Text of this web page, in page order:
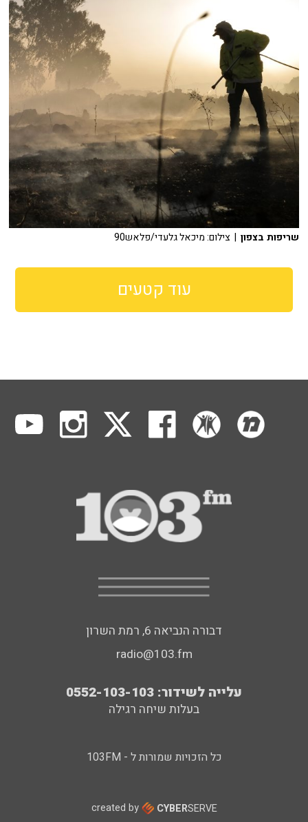
שריפות בצפון | צילום: מיכאל גלעדי/פלאש90
עוד קטעים
דבורה הנביאה 6, רמת השרון
radio@103.fm
עלייה לשידור: 0552-103-103
בעלות שיחה רגילה
כל הזכויות שמורות ל - 103FM
created by CYBERSERVE